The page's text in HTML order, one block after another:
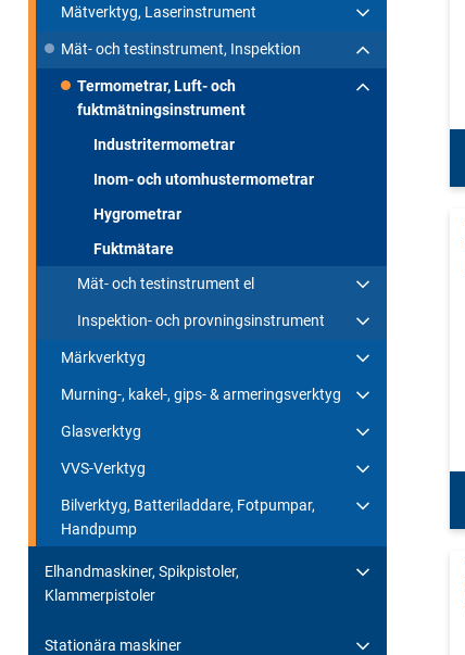
Mätverktyg, Laserinstrument
Mät- och testinstrument, Inspektion
Termometrar, Luft- och
fuktmätningsinstrument
Industritermometrar
Inom- och utomhustermometrar
Hygrometrar
Fuktmätare
Mät- och testinstrument el
Inspektion- och provningsinstrument
Märkverktyg
Murning-, kakel-, gips- & armeringsverktyg
Glasverktyg
VVS-Verktyg
Bilverktyg, Batteriladdare, Fotpumpar,
Handpump
Elhandmaskiner, Spikpistoler,
Klammerpistoler
Stationära maskiner